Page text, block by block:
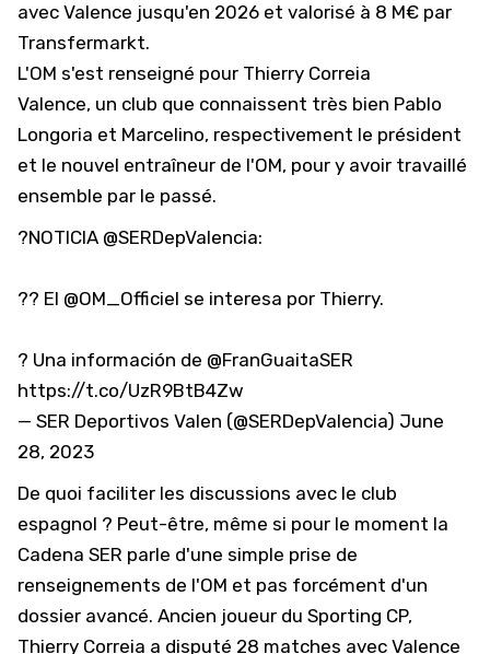
avec Valence jusqu'en 2026 et valorisé à 8 M€ par
Transfermarkt.
L'OM s'est renseigné pour Thierry Correia
Valence, un club que connaissent très bien Pablo
Longoria et Marcelino, respectivement le président
et le nouvel entraîneur de l'OM, pour y avoir travaillé
ensemble par le passé.
?NOTICIA @SERDepValencia:
?? El @OM_Officiel se interesa por Thierry.
? Una información de @FranGuaitaSER
https://t.co/UzR9BtB4Zw
— SER Deportivos Valen (@SERDepValencia) June
28, 2023
De quoi faciliter les discussions avec le club
espagnol ? Peut-être, même si pour le moment la
Cadena SER parle d'une simple prise de
renseignements de l'OM et pas forcément d'un
dossier avancé. Ancien joueur du Sporting CP,
Thierry Correia a disputé 28 matches avec Valence